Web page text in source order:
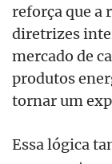
reforça que a
diretrizes
mercado de
produtos
tornar um
Essa lógica